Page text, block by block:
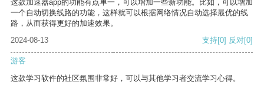
这款加速器app的功能有点单一，可以增加一些新功能。比如，可以增加
一个自动切换线路的功能，这样就可以根据网络情况自动选择最优的线
路，从而获得更好的加速效果。
2024-08-13
支持[0] 反对[0]
游客
这款学习软件的社区氛围非常好，可以与其他学习者交流学习心得。